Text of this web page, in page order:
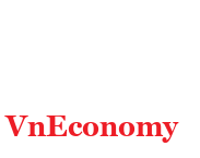
VnEconomy